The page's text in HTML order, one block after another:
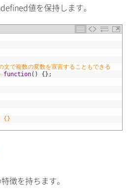
値を保持します。
で複数の変数を宣言することもできる
function( ) { } ;
{}
徴を持ちます。